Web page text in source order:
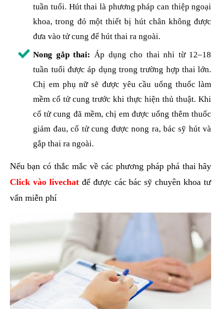
tuần tuổi. Hút thai là phương pháp can thiệp ngoại
khoa, trong đó một thiết bị hút chân không được
đưa vào tử cung để hút thai ra ngoài.
Nong gắp thai: Áp dụng cho thai nhi từ 12–18
tuần tuổi được áp dụng trong trường hợp thai lớn.
Chị em phụ nữ sẽ được yêu cầu uống thuốc làm
mềm cổ tử cung trước khi thực hiện thủ thuật. Khi
cổ tử cung đã mềm, chị em được uống thêm thuốc
giảm đau, cổ tử cung được nong ra, bác sỹ hút và
gắp thai ra ngoài.
Nếu bạn có thắc mắc về các phương pháp phá thai hãy
Click vào livechatđể được các bác sỹ chuyên khoa tư
vấn miễn phí